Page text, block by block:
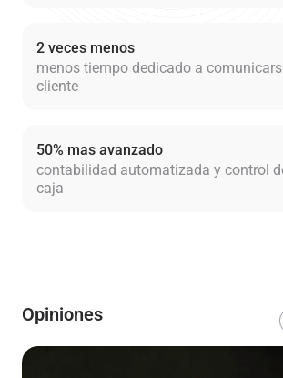
2 veces menos
menos tiempo dedicado a
cliente
50% mas avanzado
contabilidad automatizada y control
caja
Opiniones